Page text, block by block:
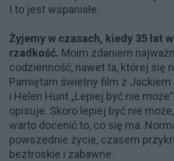
I to jest wspaniałe.
Żyjemy w czasach, kiedy 35 lat
rzadkość. Moim zdaniem
codzienność, nawet ta, której się
Pamiętam świetny film z
i Helen Hunt „Lepiej być nie
opisuje. Skoro lepiej być nie
warto docenić to, co się ma.
powszednie życie, czasem
beztroskie i zabawne.